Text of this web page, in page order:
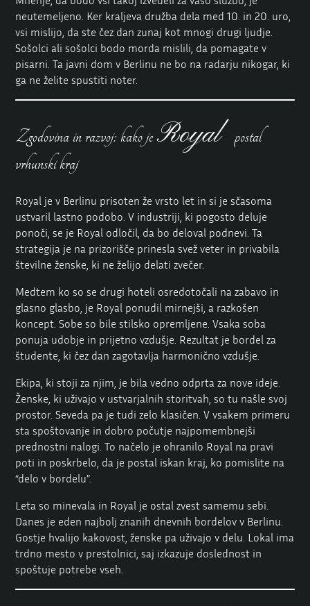
neutemeljeno. Ker kraljeva družba dela med 10. in 20. uro,
vsi mislijo, da ste čez dan zunaj kot mnogi drugi ljudje.
Sošolci ali sošolci bodo morda mislili, da pomagate v
pisarni. Ta javni dom v Berlinu ne bo na radarju nikogar, ki
ga ne želite spustiti noter.
Zgodovina in razvoj: kako jeRoyal postal
vrhunski kraj
Royal je v Berlinu prisoten že vrsto let in si je sčasoma
ustvaril lastno podobo. V industriji, ki pogosto deluje
ponoči, se je Royal odločil, da bo deloval podnevi. Ta
strategija je na prizorišče prinesla svež veter in privabila
številne ženske, ki ne želijo delati zvečer.
Medtem ko so se drugi hoteli osredotočali na zabavo in
glasno glasbo, je Royal ponudil mirnejši, a razkošen
koncept. Sobe so bile stilsko opremljene. Vsaka soba
ponuja udobje in prijetno vzdušje. Rezultat je bordel za
študente, ki čez dan zagotavlja harmonično vzdušje.
Ekipa, ki stoji za njim, je bila vedno odprta za nove ideje.
Ženske, ki uživajo v ustvarjalnih storitvah, so tu našle svoj
prostor. Seveda pa je tudi zelo klasičen. V vsakem primeru
sta spoštovanje in dobro počutje najpomembnejši
prednostni nalogi. To načelo je ohranilo Royal na pravi
poti in poskrbelo, da je postal iskan kraj, ko pomislite na
“delo v bordelu”.
Leta so minevala in Royal je ostal zvest samemu sebi.
Danes je eden najbolj znanih dnevnih bordelov v Berlinu.
Gostje hvalijo kakovost, ženske pa uživajo v delu. Lokal ima
trdno mesto v prestolnici, saj izkazuje doslednost in
spoštuje potrebe vseh.